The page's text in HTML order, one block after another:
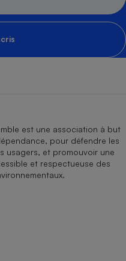
est une association à but
pour défendre les
usagers, et promouvoir une
et respectueuse des